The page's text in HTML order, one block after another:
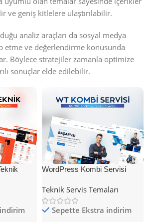
ve geniş kitlelere ulaştırılabilir.
analiz araçları da sosyal medya
etme ve değerlendirme konusunda
Böylece stratejiler zamanla optimize
sonuçlar elde edilebilir.
WordPress Kombi Servisi
Teknik Servis Temaları
Sepette Ekstra indirim